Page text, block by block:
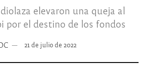
elevaron una queja al
por el destino de los fondos
21 de julio de 2022